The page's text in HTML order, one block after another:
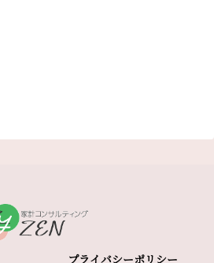
プライバシーポリシー